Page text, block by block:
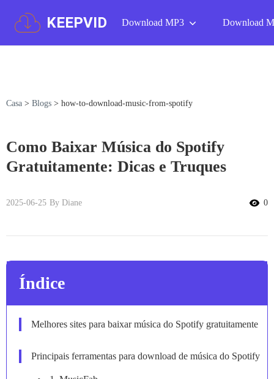
KEEPVID Download MP3 Download
Casa > Blogs > how-to-download-music-from-spotify
Como Baixar Música do Spotify
Gratuitamente: Dicas e Truques
2025-06-25 By Diane 0
Índice
Melhores sites para baixar música do Spotify gratuitamente
Principais ferramentas para download de música do Spotify